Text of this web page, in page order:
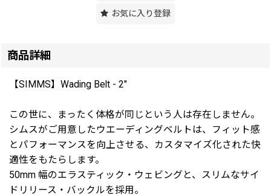
お気に入り登録
商品詳細
【SIMMS】Wading Belt - 2"
この世に、まったく体格が同じという人は存在しません。
シムスがご用意したウエーディングベルトは、フィット感
とパフォーマンスを向上させる、カスタマイズ化された快
適性をもたらします。
50mm 幅のエラスティック・ウェビングと、スリムなサイ
ドリリース・バックルを採用。